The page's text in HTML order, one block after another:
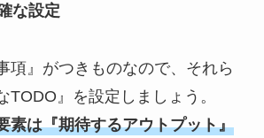
な設定
項』がつきものなので、それら
TODO』を設定しましょう。
素は『期待するアウトプット』